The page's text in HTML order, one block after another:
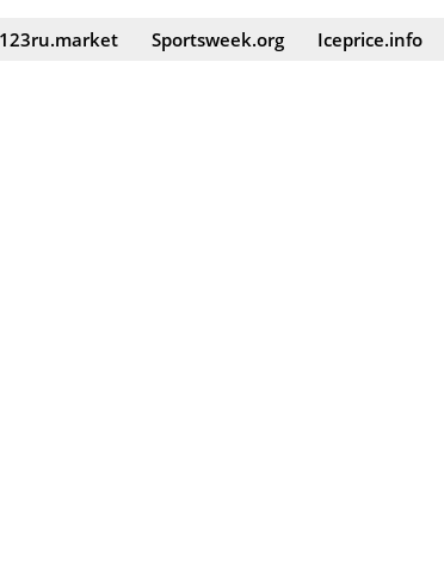
123ru.market Sportsweek.org Iceprice.info